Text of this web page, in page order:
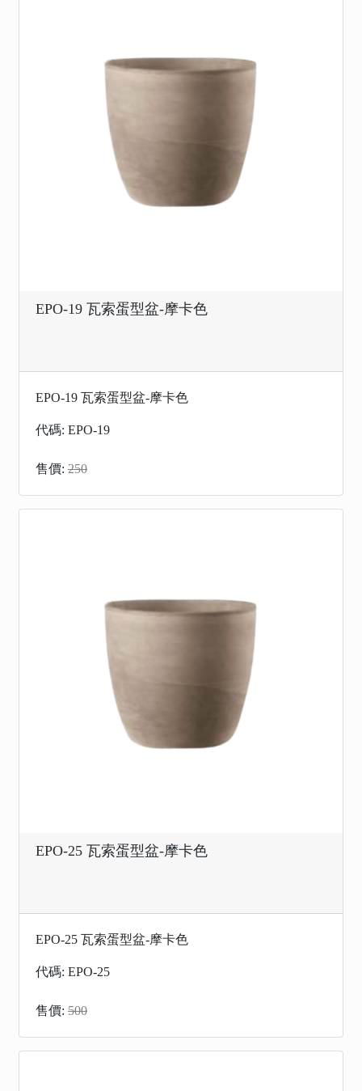
EPO-19 瓦索蛋型盆-摩卡色
EPO-19 瓦索蛋型盆-摩卡色
代碼: EPO-19
售價: 250
EPO-25 瓦索蛋型盆-摩卡色
EPO-25 瓦索蛋型盆-摩卡色
代碼: EPO-25
售價: 500